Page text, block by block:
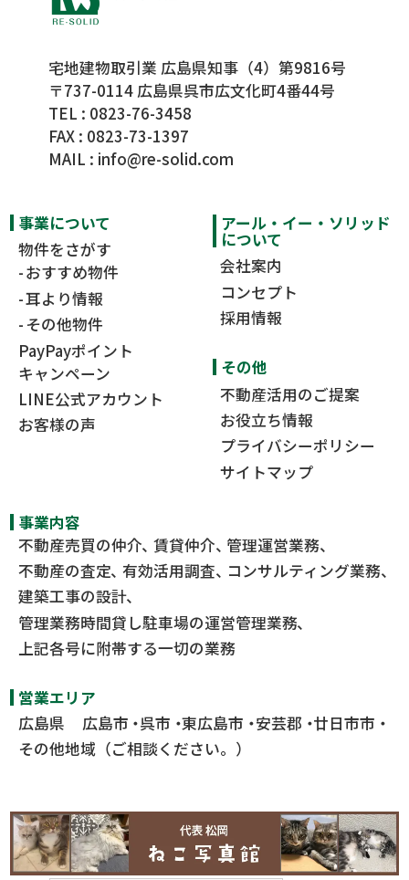
宅地建物取引業 広島県知事（4）第9816号
〒737-0114 広島県呉市広文化町4番44号
TEL : 0823-76-3458
FAX : 0823-73-1397
MAIL : info@re-solid.com
事業について
物件をさがす
おすすめ物件
耳より情報
その他物件
PayPayポイント
キャンペーン
LINE公式アカウント
お客様の声
アール・イー・ソリッド
について
会社案内
コンセプト
採用情報
その他
不動産活用のご提案
お役立ち情報
プライバシーポリシー
サイトマップ
事業内容
不動産売買の仲介 賃貸仲介 管理運営業務
不動産の査定 有効活用調査
コンサルティング業務
建築工事の設計
管理業務時間貸し駐車場の運営管理業務
上記各号に附帯する一切の業務
営業エリア
広島県
広島市 呉市 東広島市 安芸郡 廿日市市
その他地域（ご相談ください。）